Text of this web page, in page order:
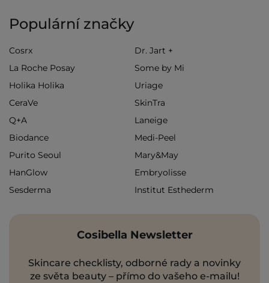
Populární značky
Cosrx
Dr. Jart +
La Roche Posay
Some by Mi
Holika Holika
Uriage
CeraVe
SkinTra
Q+A
Laneige
Biodance
Medi-Peel
Purito Seoul
Mary&May
HanGlow
Embryolisse
Sesderma
Institut Esthederm
Cosibella Newsletter
Skincare checklisty, odborné rady a novinky
ze světa beauty – přímo do vašeho e-mailu!